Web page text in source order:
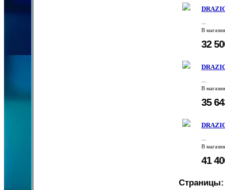
...
В
32
...
В
35
...
В
41
Страницы: